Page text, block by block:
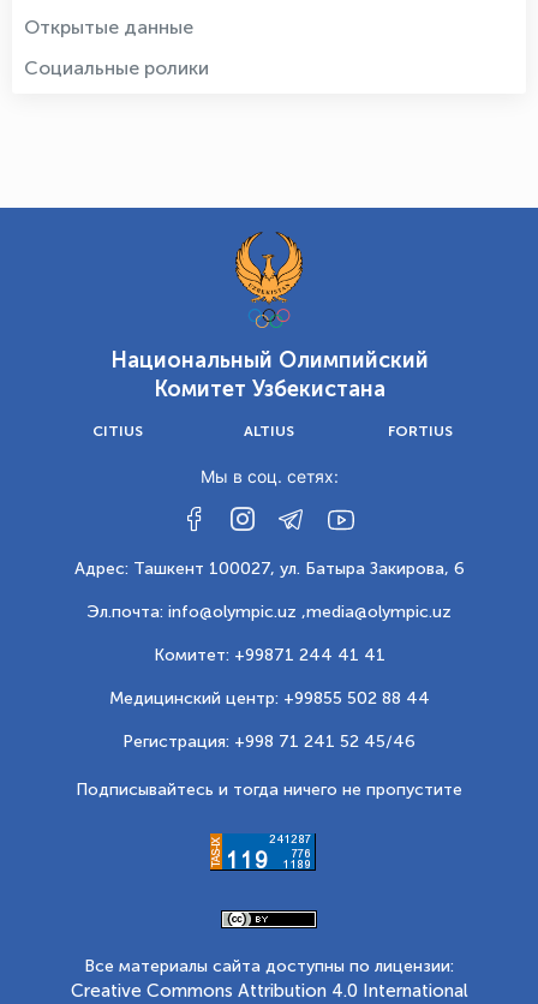
Открытые данные
Социальные ролики
Национальный Олимпийский
Комитет Узбекистана
CITIUS ALTIUS FORTIUS
Мы в соц. сетях:
Адрес: Ташкент 100027, ул. Батыра Закирова, 6
Эл.почта: info@olympic.uz ,media@olympic.uz
Комитет: +99871 244 41 41
Медицинский центр: +99855 502 88 44
Регистрация: +998 71 241 52 45/46
Подписывайтесь и тогда ничего не пропустите
Все материалы сайта доступны по лицензии:
Creative Commons Attribution 4.0 International